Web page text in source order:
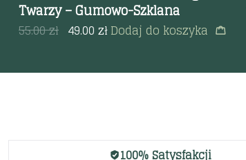
Twarzy – Gumowo-Szklana
55.00zł 49.00 złDodaj do koszyka
100% Satysfakcji